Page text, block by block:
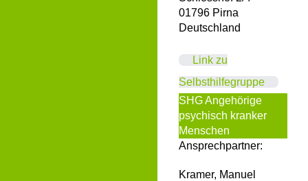
01796 Pirna
Deutschland
Link zu
Selbsthilfegruppe
SHG Angehörige
psychisch kranker
Menschen
Ansprechpartner:
Kramer, Manuel